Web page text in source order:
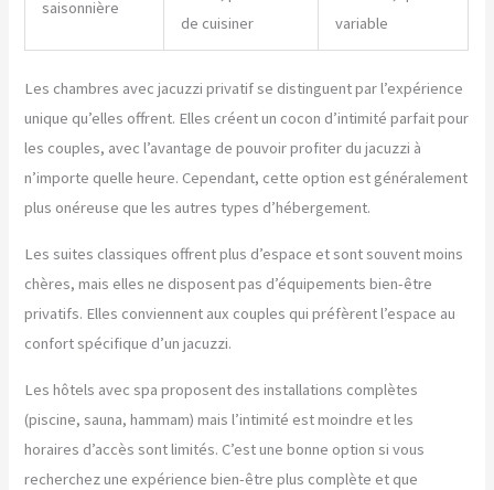
saisonnière
de cuisiner
variable
Les chambres avec jacuzzi privatif se distinguent par l’expérience
unique qu’elles offrent. Elles créent un cocon d’intimité parfait pour
les couples, avec l’avantage de pouvoir profiter du jacuzzi à
n’importe quelle heure. Cependant, cette option est généralement
plus onéreuse que les autres types d’hébergement.
Les suites classiques offrent plus d’espace et sont souvent moins
chères, mais elles ne disposent pas d’équipements bien-être
privatifs. Elles conviennent aux couples qui préfèrent l’espace au
confort spécifique d’un jacuzzi.
Les hôtels avec spa proposent des installations complètes
(piscine, sauna, hammam) mais l’intimité est moindre et les
horaires d’accès sont limités. C’est une bonne option si vous
recherchez une expérience bien-être plus complète et que